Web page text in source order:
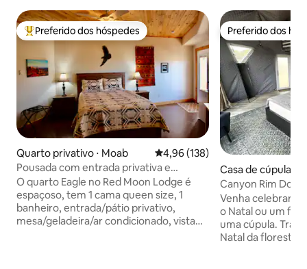
Entre os melhores preferidos dos hóspedes
Preferido dos hóspedes
Quarto privativo ⋅ Moab 4,96 de uma avaliação média de
4,96 (138)
Pousada com entrada privativa e
banheiro
O quarto Eagle no Red Moon Lodge é
espaçoso, tem 1 cama queen size, 1
banheiro, entrada/pátio privativo,
mesa/geladeira/ar condicionado, vista
Preferido dos
Preferido dos
Casa de cúpula ⋅
Canyon Rim
Canyonlands
Venha celebrar o
o Natal ou um
uma cúpula.
Natal da floresta